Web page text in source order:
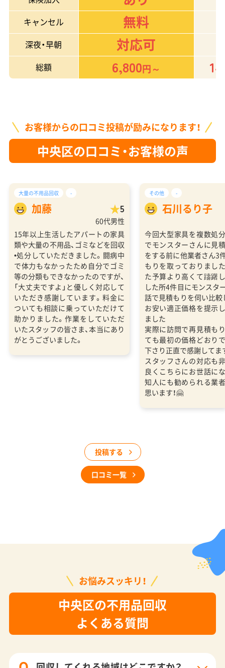
キャンセル 無料
深夜・早朝 対応可
総額
6,800円～
お客様からの口コミ投稿が励みになります！
中央区の口コミ・お客様の声
大量の不用品回収 -
加藤 5
60代男性
15年以上生活したアパートの家具
類や大量の不用品、ゴミなどを回収
•処分していただきました。闘病中
で体力もなかったため自分でゴミ
等の分類もできなかったのですが、
「大丈夫ですよ」と優しく対応して
いただき感謝しています。料金に
ついても相談に乗っていただけて
助かりました。作業をしていただ
いたスタッフの皆さま、本当にあり
がとうございました。
その他 -
石川るり子
今回大型家具を複数処
でモンスターさんに見
をする前に他業者さん3
もりを取っておりまし
た予算より高くて躊躇
した所4件目にモンスタ
話で見積もりを伺い比
お安い適正価格を提示
ました
実際に訪問で再見積も
ても最初の価格どおり
下さり正直で感謝してま
スタッフさんの対応も
良くこちらにお世話に
知人にも勧められる業
思います！🤗
投稿する
口コミ一覧
お悩みスッキリ！
中央区の不用品回収
よくある質問